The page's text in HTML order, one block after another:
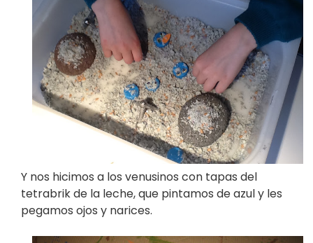
Y nos hicimos a los venusinos con tapas del
tetrabrik de la leche, que pintamos de azul y les
pegamos ojos y narices.